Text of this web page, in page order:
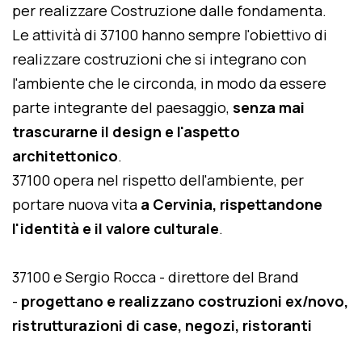
per realizzare Costruzione dalle fondamenta.
Le attività di 37100 hanno sempre l'obiettivo di
realizzare costruzioni che si integrano con
l'ambiente che le circonda, in modo da essere
parte integrante del paesaggio, senza mai
trascurarne il design e l'aspetto
architettonico.
37100 opera nel rispetto dell'ambiente, per
portare nuova vita a Cervinia, rispettandone
l'identità e il valore culturale.
37100 e Sergio Rocca - direttore del Brand
- progettano e realizzano costruzioni ex/novo,
ristrutturazioni di case, negozi, ristoranti